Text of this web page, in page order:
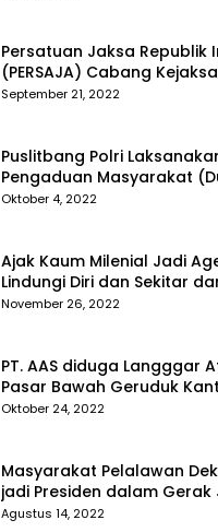
Persatuan Jaksa Republik
(PERSAJA) Cabang
Tanggamus resmi
September 21, 2022
Puslitbang Polri
Pengaduan Masyarakat
Meningkatkan
Oktober 4, 2022
Ajak Kaum Milenial Jadi
Lindungi Diri dan Sekitar
November 26, 2022
PT. AAS diduga Langggar
Pasar Bawah Geruduk
Pekanbaru
Oktober 24, 2022
Masyarakat Pelalawan
jadi Presiden dalam Gerak
Partai Demokrat
Agustus 14, 2022